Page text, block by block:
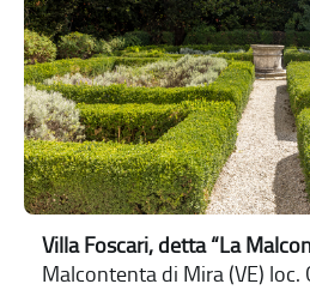
Villa Foscari, detta “La
Malcontenta di Mira (VE) loc.